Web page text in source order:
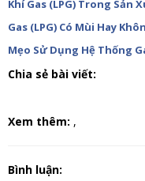
Khí Gas (LPG) Trong Sản
Gas (LPG) Có Mùi Hay
Mẹo Sử Dụng Hệ Thống
Chia sẻ bài viết:
Xem thêm: ,
Bình luận: